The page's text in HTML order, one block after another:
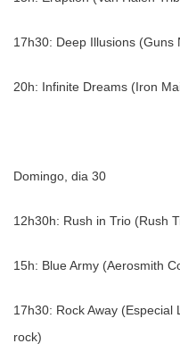
17h30: Deep Illusions (Guns
20h: Infinite Dreams (Iron
Domingo, dia 30
12h30h: Rush in Trio (Rush
15h: Blue Army (Aerosmith
17h30: Rock Away
rock)